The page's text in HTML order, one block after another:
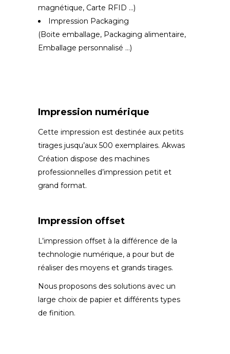
magnétique, Carte RFID …)
Impression Packaging
(Boite emballage, Packaging alimentaire,
Emballage personnalisé …)
Impression numérique
Cette impression est destinée aux petits
tirages jusqu’aux 500 exemplaires. Akwas
Création dispose des machines
professionnelles d’impression petit et
grand format.
Impression offset
L’impression offset à la différence de la
technologie numérique, a pour but de
réaliser des moyens et grands tirages.
Nous proposons des solutions avec un
large choix de papier et différents types
de finition.